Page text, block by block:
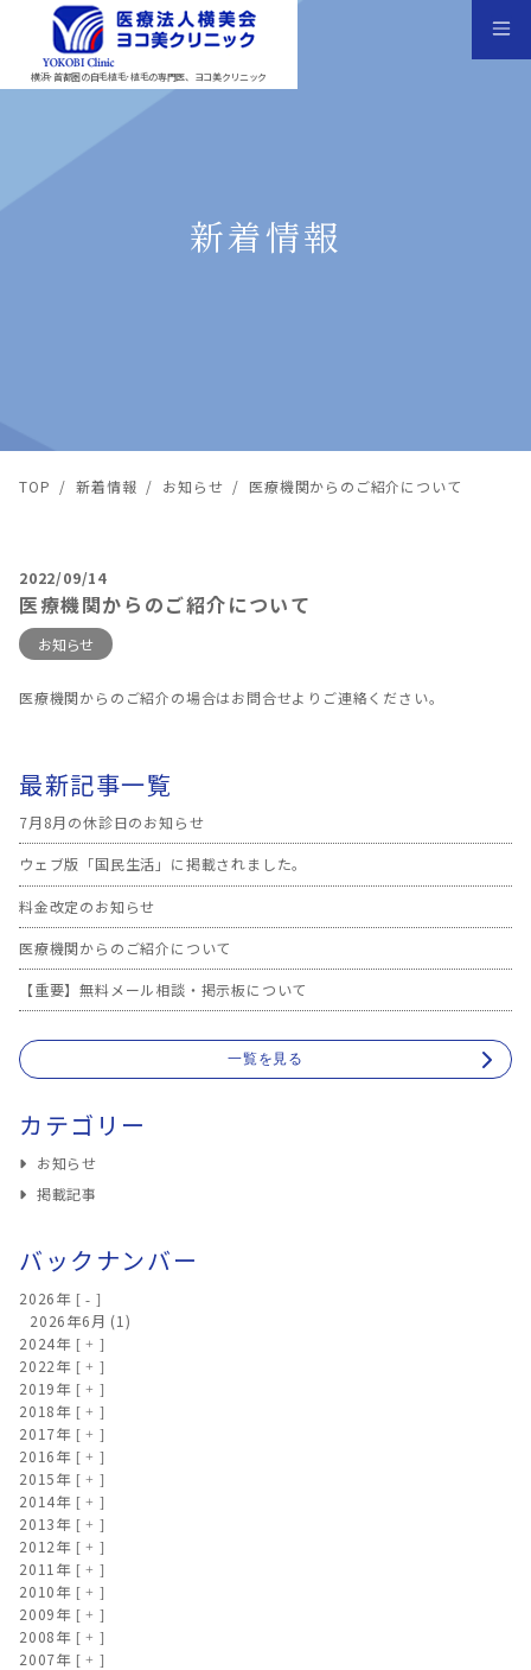
横浜･首都圏の自毛植毛･植毛の専門医、ヨコ美クリニック
新着情報
TOP / 新着情報 / お知らせ / 医療機関からのご紹介について
2022/09/14
医療機関からのご紹介について
お知らせ
医療機関からのご紹介の場合はお問合せよりご連絡ください。
最新記事一覧
7月8月の休診日のお知らせ
ウェブ版「国民生活」に掲載されました。
料金改定のお知らせ
医療機関からのご紹介について
【重要】無料メール相談・掲示板について
一覧を見る
カテゴリー
お知らせ
掲載記事
バックナンバー
2026年
2026年6月 (1)
2024年
2022年
2019年
2018年
2017年
2016年
2015年
2014年
2013年
2012年
2011年
2010年
2009年
2008年
2007年